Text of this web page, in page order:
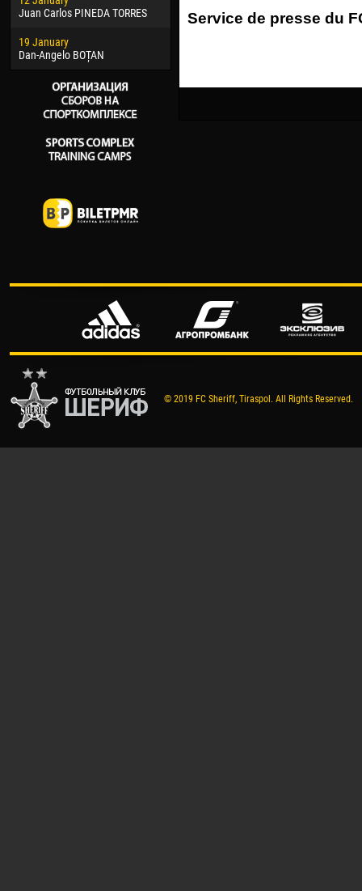
Juan Carlos PINEDA TORRES
19 January
Dan-Angelo BOȚAN
Service de presse du
© 2019 FC Sheriff, Tiraspol. All Rights Reserved.